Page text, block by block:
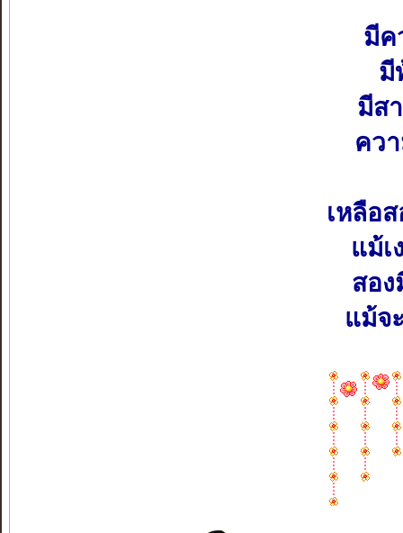
มีค
มี
มีส
คว
เหลือ
แม้เ
สอ
แม้จ